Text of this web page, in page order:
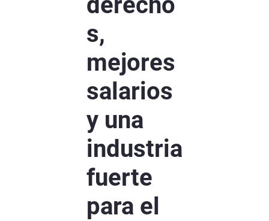
s,
mejores
salarios
y una
industria
fuerte
para el